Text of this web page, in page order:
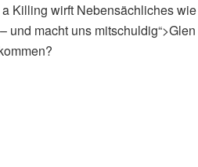
Killing wirft Nebensächliches
und macht uns